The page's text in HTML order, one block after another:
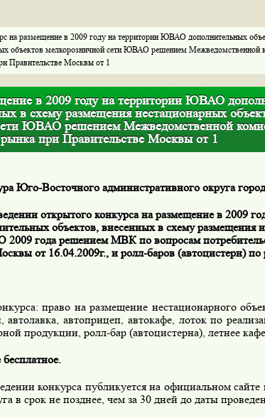
на размещение в 2009 году на территории ЮВАО дополнительных
объектов мелкорозничной сети ЮВАО решением Межведомственной
Правительстве Москвы от 1
в 2009 году на территории ЮВАО
в схему размещения нестационарных
ЮВАО решением Межведомственной
рынка при Правительстве Москвы от 1
Юго-Восточного административного округа
открытого конкурса на размещение в 2009
объектов, внесенных в схему размещения
года решением МВК по вопросам
от 16.04.2009г., и ролл-баров (автоцистерн) по
право на размещение нестационарного
автолавка, автоприцеп, автокафе, лоток по
продукции, ролл-бар (автоцистерна), летнее кафе
конкурса публикуется на официальном
в срок не позднее, чем за 30 дней до даты